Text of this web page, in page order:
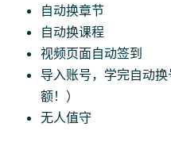
自动换章节
自动换课程
视频页面自动签到
导入账号，学完自动
额！）
无人值守